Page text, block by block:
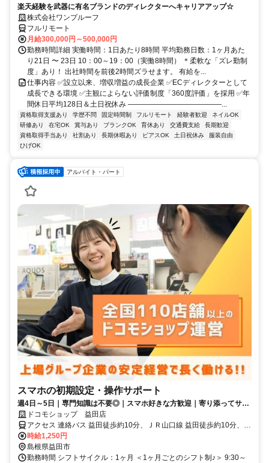
楽天経験を武器に有名ブランドのディレクターへキャリアアップ☆
株式会社ワンプルーフ
フルリモート
月給300,000円～500,000円
勤務時間詳細 実働時間：1日あたり8時間 平均勤務日数：1ヶ月あた
り21日 〜 23日 10：00～19：00（実働8時間） ＊柔軟な「ズレ勤制
度」あり！ 出社時間を前後2時間ズラせます。 有給を...
仕事内容 ✅設立以来、増収増益の成長企業 ✅ECディレクターとして
成長できる環境 ✅主観によらない評価制度「360度評価」を採用 ✅年
間休日平均128日＆土日祝休み ―――――――――――――...
資格取得支援あり 学歴不問 固定時間制 フルリモート 経験者歓迎
ネイルOK
研修あり
在宅OK 賞与あり ブランクOK 育休あり 交通費支給
長期歓迎
資格取得手当あり
社割あり 長期休暇あり ピアスOK 土日祝休み
服装自由
ひげOK
アルバイト・パート
スマホの初期設定・操作サポート
週4日～5日｜専門知識は不要◎｜スマホ好きな方歓迎｜寄り添ってサポ
ートするお仕事！
ドコモショップ 益田店
アクセス 連絡バス 益田徒歩約10分、ＪＲ山口線 益田徒歩約10分、Ｊ
Ｒ山陰本線 益田徒歩約10分
時給1,250円
島根県益田市
勤務時間 シフトサイクル：1ヶ月 ＜1ヶ月ごとのシフト制♪＞ 9:30～